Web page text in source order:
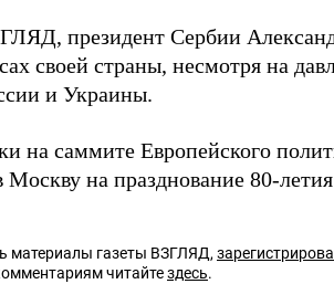
президент Сербии
своей страны, несмотря на
и Украины.
на саммите Европейского
Москву на празднование 80-
материалы газеты ВЗГЛЯД,
читайтездесь.